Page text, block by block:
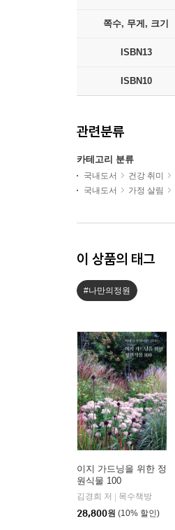
쪽수, 무게, 크기
ISBN13
ISBN10
관련분류
카테고리 분류
국내도서 건강 취미
국내도서
가정 살림
이 상품의 태그
#나만의정원
이지 가드닝을 위한 정
원식물 100
김경희 저
목수책방
28,800원 (10% 할인)